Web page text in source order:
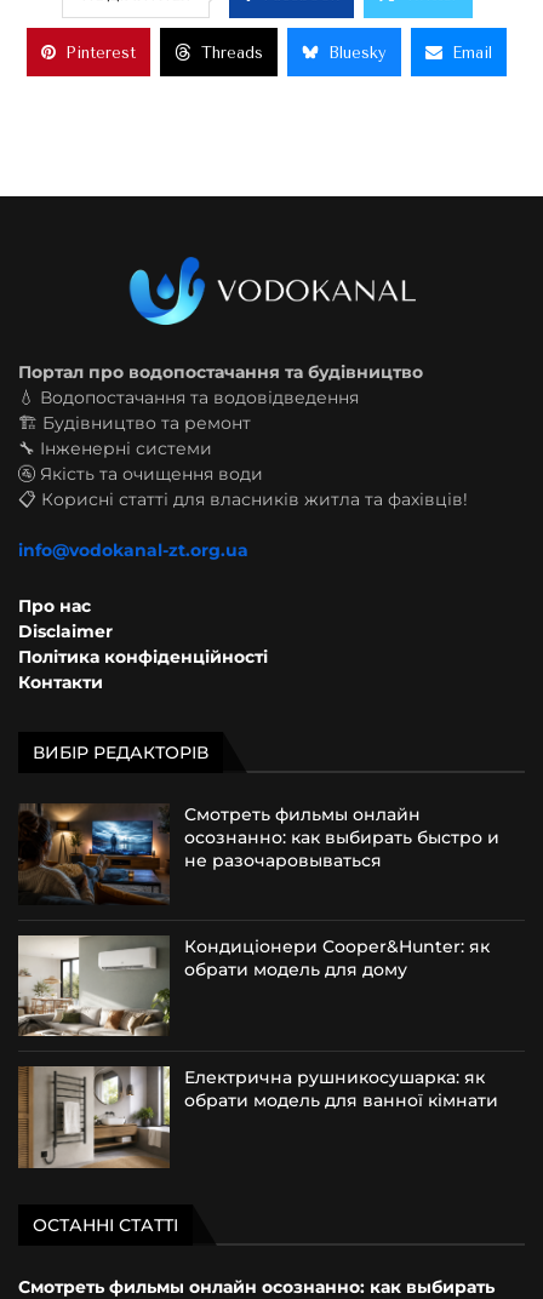
Pinterest Threads Bluesky Email
Портал про водопостачання та будівництво
💧 Водопостачання та водовідведення
🏗️ Будівництво та ремонт
🔧 Інженерні системи
🚰 Якість та очищення води
📋 Корисні статті для власників житла та фахівців!
info@vodokanal-zt.org.ua
Про нас
Disclaimer
Політика конфіденційності
Контакти
ВИБІР РЕДАКТОРІВ
Смотреть фильмы онлайн
осознанно: как выбирать быстро и
не разочаровываться
Кондиціонери Cooper&Hunter: як
обрати модель для дому
Електрична рушникосушарка: як
обрати модель для ванної кімнати
ОСТАННІ СТАТТІ
Смотреть фильмы онлайн осознанно: как выбирать